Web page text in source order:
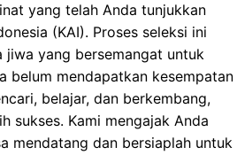
yang telah Anda tunjukkan
(KAI). Proses seleksi ini
yang bersemangat untuk
belum mendapatkan kesempatan
belajar, dan berkembang,
sukses. Kami mengajak Anda
mendatang dan bersiaplah untuk